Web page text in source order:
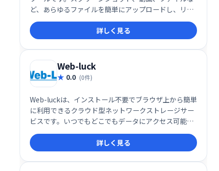
ど、あらゆるファイルを簡単にアップロードし、リン
クで瞬時に共有できます。一般的なストレージサービ
スやセルフホストソリューションにも対応。スムーズ
なファイル共有を実現します。
詳しく見る
Web-luck
0.0 (0件)
Web-luckは、インストール不要でブラウザ上から簡単
に利用できるクラウド型ネットワークストレージサー
ビスです。いつでもどこでもデータにアクセス可能
で、場所を問わず効率的なデータ管理を実現します。
詳しく見る